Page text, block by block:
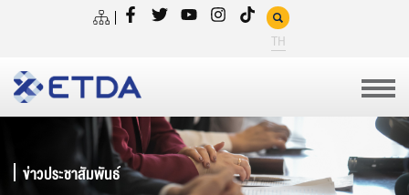
TH
ข่าวประชาสัมพันธ์